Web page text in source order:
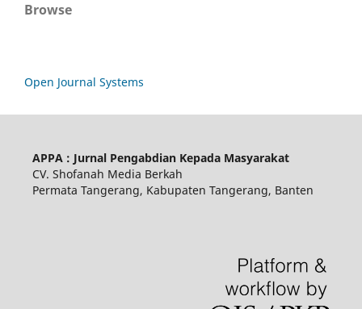
Browse
Open Journal Systems
APPA : Jurnal Pengabdian Kepada Masyarakat
CV. Shofanah Media Berkah
Permata Tangerang, Kabupaten Tangerang, Banten